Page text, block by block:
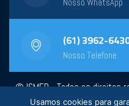
(61) 3962-
Nosso Telefone
© ISMEP - Todos os direitos
Usamos cookies para